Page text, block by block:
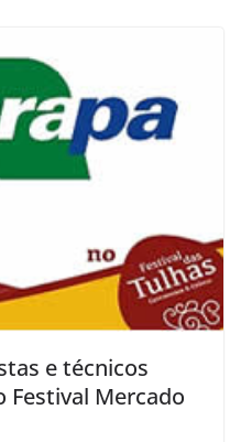
e técnicos
Festival Mercado